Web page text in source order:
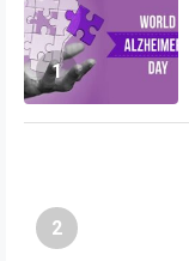
1
2